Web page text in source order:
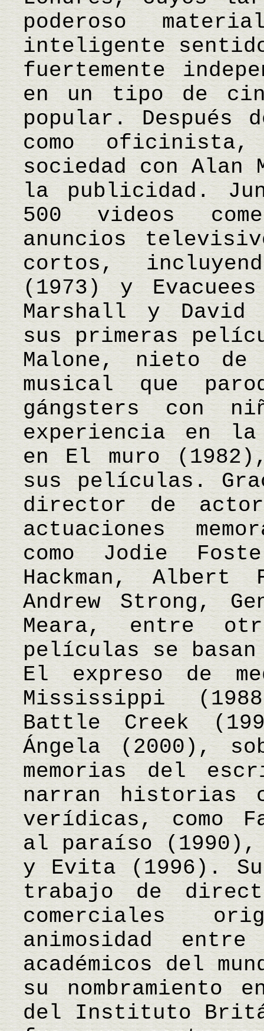
poderoso
inteligente
fuertemente
en un tipo de
popular. Después
como
sociedad con Alan
la publicidad.
500 videos
anuncios
cortos,
(1973) y
Marshall y David
sus primeras
Malone, nieto de
musical que
gángsters con
experiencia en
en El muro
sus películas.
director de
actuaciones
como Jodie
Hackman, Albert
Andrew Strong,
Meara, entre
películas se basan
El expreso de
Mississippi
Battle Creek
Ángela (2000),
memorias del
narran historias
verídicas, como
al paraíso (1990),
y Evita (1996).
trabajo de
comerciales
animosidad
académicos del
su nombramiento
del Instituto